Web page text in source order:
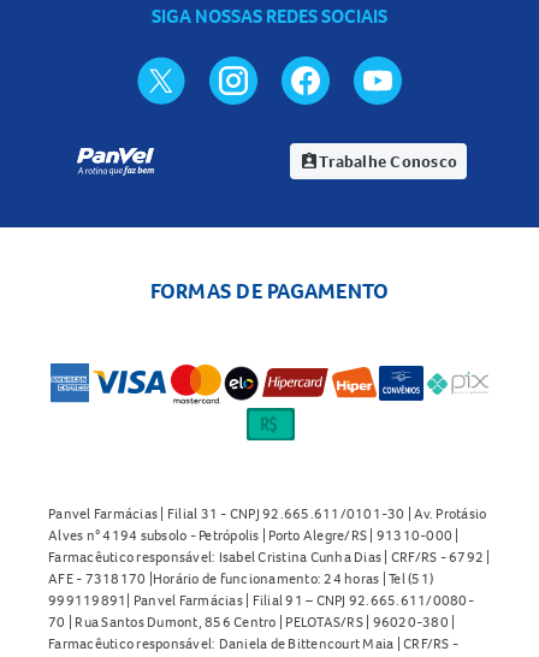
SIGA NOSSAS REDES SOCIAIS
assignment_indTrabalhe Conosco
FORMAS DE PAGAMENTO
Panvel Farmácias | Filial 31 - CNPJ 92.665.611/0101-30 | Av. Protásio
Alves n° 4194 subsolo - Petrópolis | Porto Alegre/RS | 91310-000 |
Farmacêutico responsável: Isabel Cristina Cunha Dias | CRF/RS - 6792 |
AFE - 7318170 |Horário de funcionamento: 24 horas | Tel (51)
999119891| Panvel Farmácias | Filial 91 – CNPJ 92.665.611/0080-
70 | Rua Santos Dumont, 856 Centro | PELOTAS/RS | 96020-380 |
Farmacêutico responsável: Daniela de Bittencourt Maia | CRF/RS -